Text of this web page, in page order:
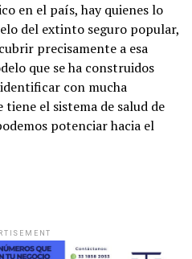
en el país, hay quienes lo
del extinto seguro popular,
precisamente a esa
que se ha construidos
con mucha
el sistema de salud de
potenciar hacia el